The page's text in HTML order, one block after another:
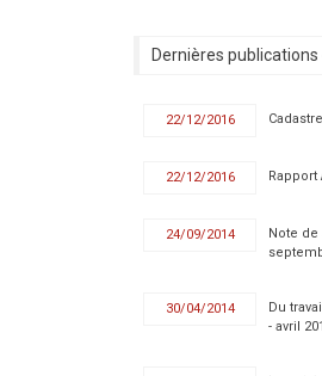
Dernières publications
22/12/2016
22/12/2016
24/09/2014
Note
30/04/2014
Du
- avril